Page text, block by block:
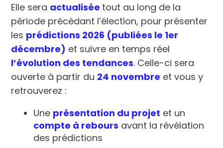
Elle sera actualisée tout au long de la
période précédant l’élection, pour présenter
les prédictions 2026 (publiées le 1er
décembre) et suivre en temps réel
l’évolution des tendances. Celle-ci sera
ouverte à partir du 24 novembre et vous y
retrouverez :
Une présentation du projet et un
compte à rebours avant la révélation
des prédictions